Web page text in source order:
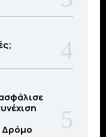
Δρόμο